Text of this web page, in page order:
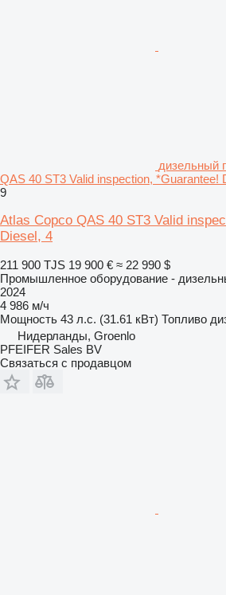
дизельный
QAS 40 ST3 Valid inspection, *Guarantee!
9
Atlas Copco QAS 40 ST3 Valid
Diesel, 4
211 900 TJS 19 900 € ≈ 22 990 $
Промышленное оборудование -
2024
4 986 м/ч
Мощность 43 л.с. (31.61 кВт) Топливо
Нидерланды, Groenlo
PFEIFER Sales BV
Связаться с продавцом